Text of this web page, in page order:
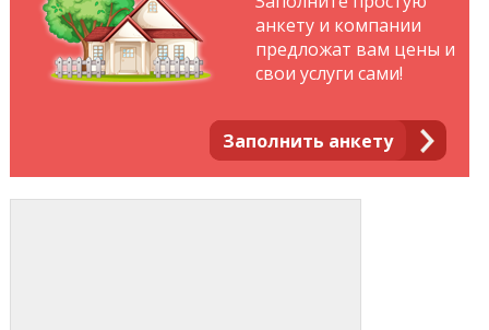
Заполнить анкету
анкету и компании
предложат вам цены и
свои услуги сами!